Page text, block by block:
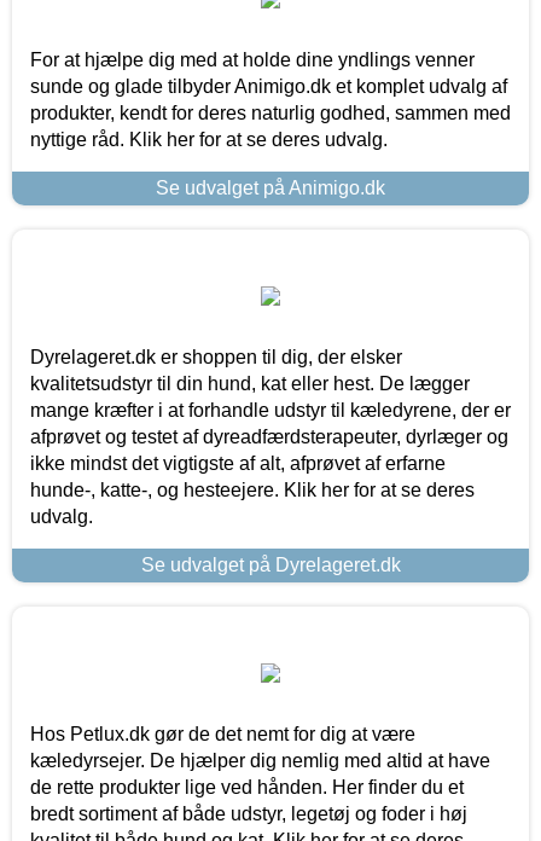
For at hjælpe dig med at holde dine yndlings venner
sunde og glade tilbyder Animigo.dk et komplet udvalg af
produkter, kendt for deres naturlig godhed, sammen med
nyttige råd. Klik her for at se deres udvalg.
Se udvalget på Animigo.dk
Dyrelageret.dk er shoppen til dig, der elsker
kvalitetsudstyr til din hund, kat eller hest. De lægger
mange kræfter i at forhandle udstyr til kæledyrene, der er
afprøvet og testet af dyreadfærdsterapeuter, dyrlæger og
ikke mindst det vigtigste af alt, afprøvet af erfarne
hunde-, katte-, og hesteejere. Klik her for at se deres
udvalg.
Se udvalget på Dyrelageret.dk
Hos Petlux.dk gør de det nemt for dig at være
kæledyrsejer. De hjælper dig nemlig med altid at have
de rette produkter lige ved hånden. Her finder du et
bredt sortiment af både udstyr, legetøj og foder i høj